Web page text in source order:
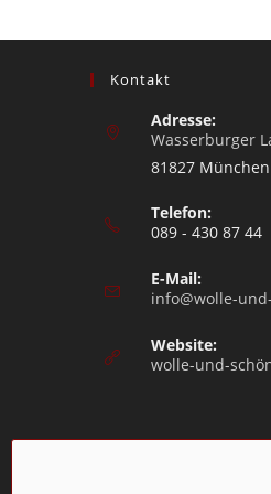
Kontakt
Adresse:
Wasserburger
81827
Telefon:
089 - 430 87 44
E-Mail:
info@wolle-
Website:
wolle-und-